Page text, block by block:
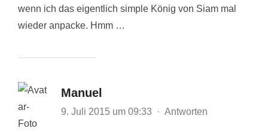
wenn ich das eigentlich simple König von Siam mal
wieder anpacke. Hmm …
Manuel
9. Juli 2015 um 09:33 · Antworten